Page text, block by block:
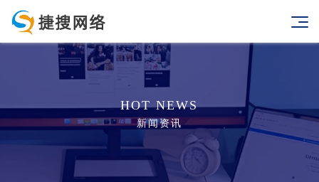
HOT NEWS
新闻资讯